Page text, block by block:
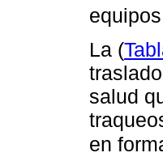
La (
salud
en